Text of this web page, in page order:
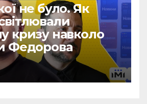
не було. Як
кризу навколо
Федорова